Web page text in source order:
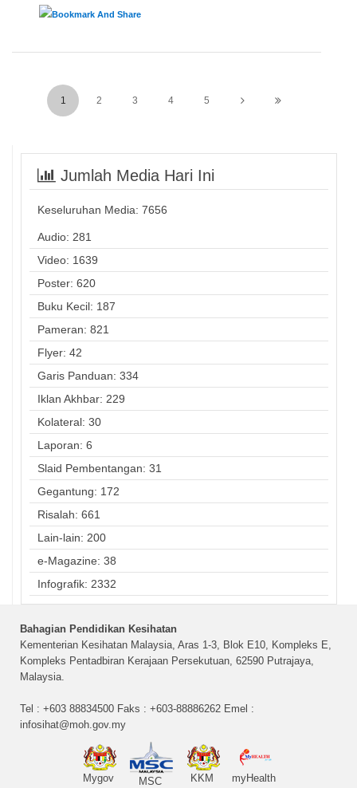
1 2 3 4 5
Jumlah Media Hari Ini
Keseluruhan Media: 7656
Audio: 281
Video: 1639
Poster: 620
Buku Kecil: 187
Pameran: 821
Flyer: 42
Garis Panduan: 334
Iklan Akhbar: 229
Kolateral: 30
Laporan: 6
Slaid Pembentangan: 31
Gegantung: 172
Risalah: 661
Lain-lain: 200
e-Magazine: 38
Infografik: 2332
Bahagian Pendidikan Kesihatan
Kementerian Kesihatan Malaysia, Aras 1-3, Blok E10, Kompleks E,
Kompleks Pentadbiran Kerajaan Persekutuan, 62590 Putrajaya,
Malaysia.
Tel : +603 88834500 Faks : +603-88886262 Emel :
infosihat@moh.gov.my
Mygov MSC KKM myHealth